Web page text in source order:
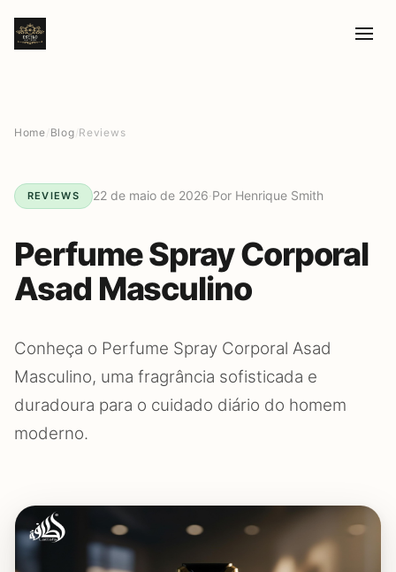
Home Blog Reviews
REVIEWS 22 de maio de 2026·Por Henrique Smith
Perfume Spray Corporal
Asad Masculino
Conheça o Perfume Spray Corporal Asad
Masculino, uma fragrância sofisticada e
duradoura para o cuidado diário do homem
moderno.